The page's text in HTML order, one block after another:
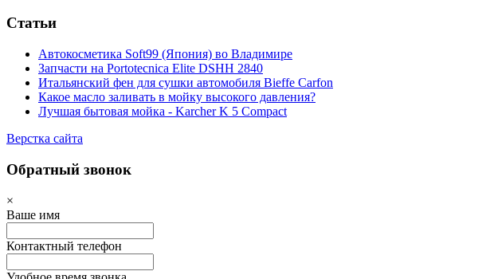
Статьи
Автокосметика Soft99 (Япония) во Владимире
Запчасти на Portotecnica Elite DSHH 2840
Итальянский фен для сушки автомобиля Bieffe Carfon
Какое масло заливать в мойку высокого давления?
Лучшая бытовая мойка - Karcher K 5 Compact
Верстка сайта
Обратный звонок
×
Ваше имя
Контактный телефон